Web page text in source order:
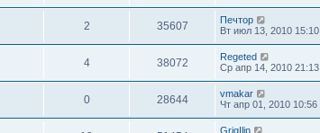
2 35607
Печтор
Вт июл 13, 2010 15:10
4 38072
Regeted
Ср апр 14, 2010 21:13
0 28644
vmakar
Чт апр 01, 2010 10:56
GrigIlin